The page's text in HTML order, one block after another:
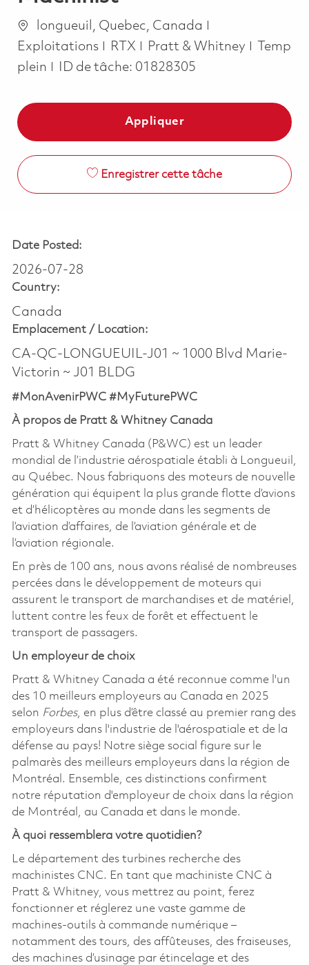
Emplacement
longueuil, Quebec, Canada
Exploitations
RTX Pratt & Whitney Job
Temp
plein
ID de tâche: 01828305
Appliquer
Enregistrer cette tâche
Date Posted:
2026-07-28
Country:
Canada
Emplacement / Location:
CA-QC-LONGUEUIL-J01 ~ 1000 Blvd Marie-
Victorin ~ J01 BLDG
#MonAvenirPWC #MyFuturePWC
À propos de Pratt & Whitney Canada
Pratt & Whitney Canada (P&WC) est un leader
mondial de l’industrie aérospatiale établi à Longueuil,
au Québec. Nous fabriquons des moteurs de nouvelle
génération qui équipent la plus grande flotte d’avions
et d’hélicoptères au monde dans les segments de
l’aviation d’affaires, de l’aviation générale et de
l’aviation régionale.
En près de 100 ans, nous avons réalisé de nombreuses
percées dans le développement de moteurs qui
assurent le transport de marchandises et de matériel,
luttent contre les feux de forêt et effectuent le
transport de passagers.
Un employeur de choix
Pratt & Whitney Canada a été reconnue comme l'un
des 10 meilleurs employeurs au Canada en 2025
selon Forbes, en plus d’être classé au premier rang des
employeurs dans l'industrie de l'aérospatiale et de la
défense au pays! Notre siège social figure sur le
palmarès des meilleurs employeurs dans la région de
Montréal. Ensemble, ces distinctions confirment
notre réputation d'employeur de choix dans la région
de Montréal, au Canada et dans le monde.
À quoi ressemblera votre quotidien?
Le département des turbines recherche des
machinistes CNC. En tant que machiniste CNC à
Pratt & Whitney, vous mettrez au point, ferez
fonctionner et réglerez une vaste gamme de
machines-outils à commande numérique –
notamment des tours, des affûteuses, des fraiseuses,
des machines d’usinage par étincelage et des